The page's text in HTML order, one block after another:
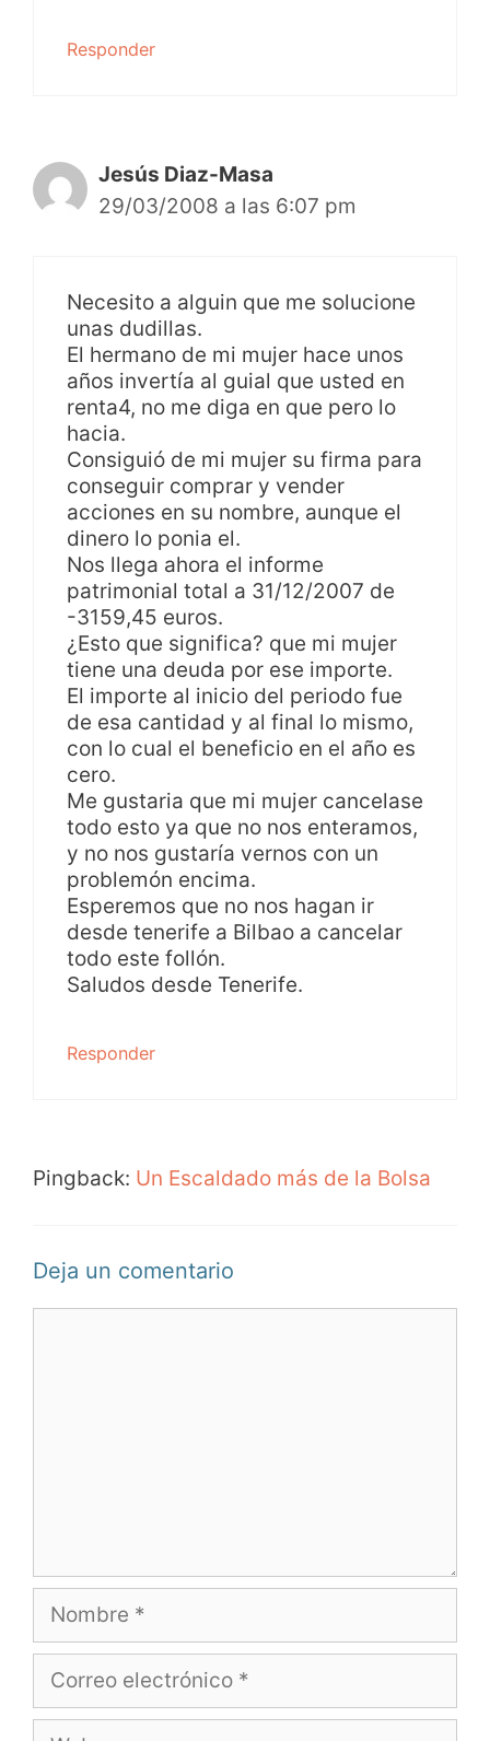
Responder
Jesús Diaz-Masa
29/03/2008 a las 6:07 pm
Necesito a alguin que me solucione
unas dudillas.
El hermano de mi mujer hace unos
años invertía al guial que usted en
renta4, no me diga en que pero lo
hacia.
Consiguió de mi mujer su firma para
conseguir comprar y vender
acciones en su nombre, aunque el
dinero lo ponia el.
Nos llega ahora el informe
patrimonial total a 31/12/2007 de
-3159,45 euros.
¿Esto que significa? que mi mujer
tiene una deuda por ese importe.
El importe al inicio del periodo fue
de esa cantidad y al final lo mismo,
con lo cual el beneficio en el año es
cero.
Me gustaria que mi mujer cancelase
todo esto ya que no nos enteramos,
y no nos gustaría vernos con un
problemón encima.
Esperemos que no nos hagan ir
desde tenerife a Bilbao a cancelar
todo este follón.
Saludos desde Tenerife.
Responder
Pingback: Un Escaldado más de la Bolsa
Deja un comentario